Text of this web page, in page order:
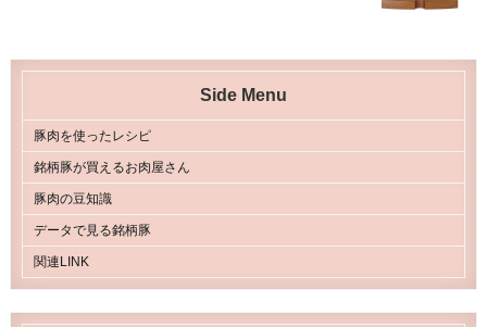
Side Menu
豚肉を使ったレシピ
銘柄豚が買えるお肉屋さん
豚肉の豆知識
データで見る銘柄豚
関連LINK